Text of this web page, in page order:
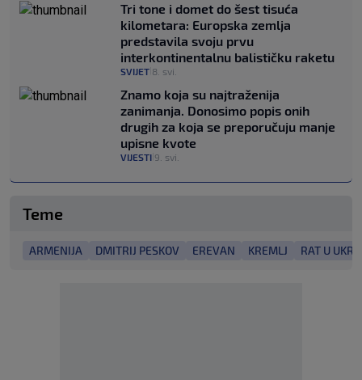
Tri tone i domet do šest tisuća
kilometara: Europska zemlja
predstavila svoju prvu
interkontinentalnu balističku raketu
SVIJET 8. svi.
Znamo koja su najtraženija
zanimanja. Donosimo popis onih
drugih za koja se preporučuju manje
upisne kvote
VIJESTI 9. svi.
Teme
ARMENIJA DMITRIJ PESKOV EREVAN KREMLJ RAT U